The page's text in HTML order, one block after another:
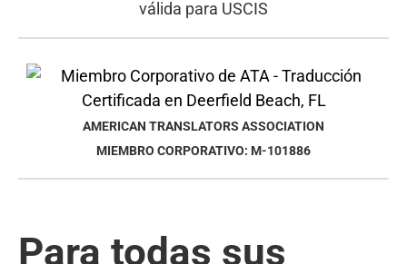
AMERICAN TRANSLATORS ASSOCIATION
MIEMBRO CORPORATIVO: M-101886
Para todas sus